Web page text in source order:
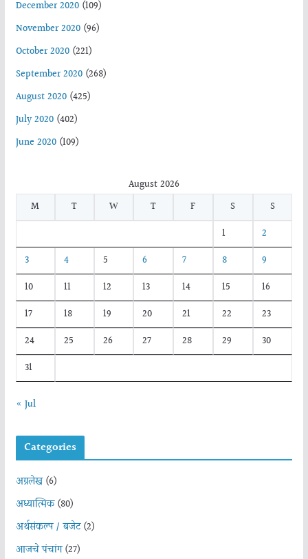
December 2020(109)
November 2020(96)
October 2020(221)
September 2020(268)
August 2020(425)
July 2020(402)
June 2020(109)
August 2026
M
T W T F S
S
1
2
3
4 5 6 7 8
9
10
11 12 13 14 15
16
17
18 19 20 21 22
23
24
25 26 27 28 29
30
31
« Jul
Categories
अग्रलेख(6)
अध्यात्मिक(80)
अर्थसंकल्प / बजेट(2)
आजचे पंचांग(27)